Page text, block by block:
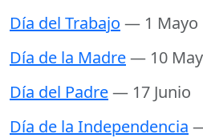
Día del Trabajo — 1 Mayo
Día de la Madre— 10
Día del Padre— 17 Junio
Día de la Independencia